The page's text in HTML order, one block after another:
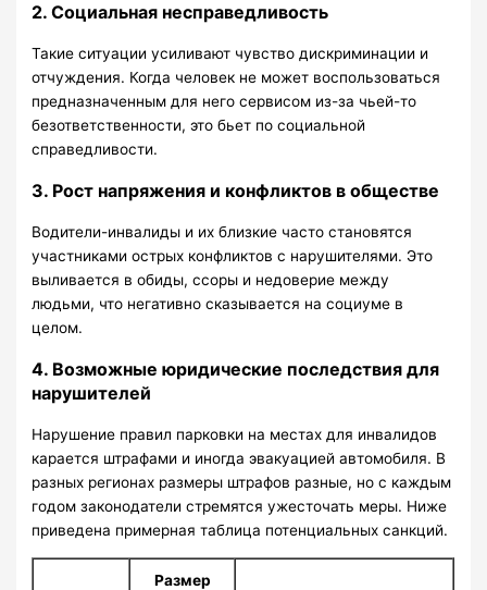
2. Социальная несправедливость
Такие ситуации усиливают чувство дискриминации и
отчуждения. Когда человек не может воспользоваться
предназначенным для него сервисом из-за чьей-то
безответственности, это бьет по социальной
справедливости.
3. Рост напряжения и конфликтов в обществе
Водители-инвалиды и их близкие часто становятся
участниками острых конфликтов с нарушителями. Это
выливается в обиды, ссоры и недоверие между
людьми, что негативно сказывается на социуме в
целом.
4. Возможные юридические последствия для
нарушителей
Нарушение правил парковки на местах для инвалидов
карается штрафами и иногда эвакуацией автомобиля. В
разных регионах размеры штрафов разные, но с каждым
годом законодатели стремятся ужесточать меры. Ниже
приведена примерная таблица потенциальных санкций.
Размер